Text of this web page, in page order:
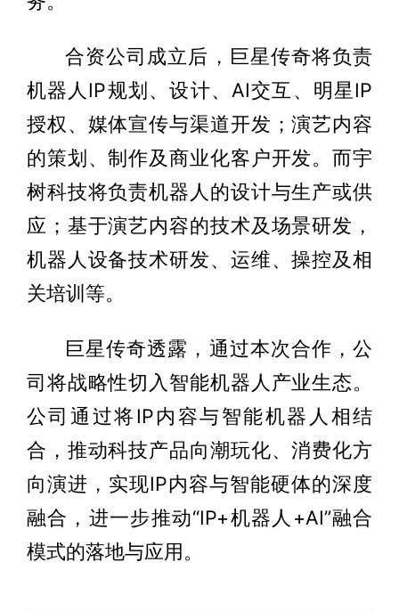
合资公司成立后，巨星传奇将负责
机器人IP规划、设计、AI交互、明星IP
授权、媒体宣传与渠道开发；演艺内容
的策划、制作及商业化客户开发。而宇
树科技将负责机器人的设计与生产或供
应；基于演艺内容的技术及场景研发，
机器人设备技术研发、运维、操控及相
关培训等。
巨星传奇透露，通过本次合作，公
司将战略性切入智能机器人产业生态。
公司通过将IP内容与智能机器人相结
合，推动科技产品向潮玩化、消费化方
向演进，实现IP内容与智能硬体的深度
融合，进一步推动“IP+机器人+AI”融合
模式的落地与应用。